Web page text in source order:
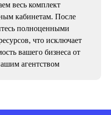
весь комплект
кабинетам. После
полноценными
что исключает
вашего бизнеса от
агентством